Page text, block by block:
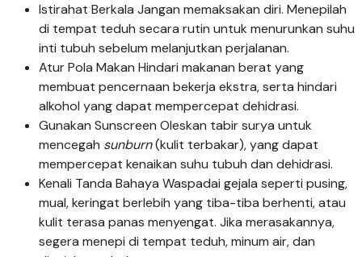
Istirahat Berkala Jangan memaksakan diri. Menepilah
di tempat teduh secara rutin untuk menurunkan suhu
inti tubuh sebelum melanjutkan perjalanan.
Atur Pola Makan Hindari makanan berat yang
membuat pencernaan bekerja ekstra, serta hindari
alkohol yang dapat mempercepat dehidrasi.
Gunakan Sunscreen Oleskan tabir surya untuk
mencegah sunburn(kulit terbakar), yang dapat
mempercepat kenaikan suhu tubuh dan dehidrasi.
Kenali Tanda Bahaya Waspadai gejala seperti pusing,
mual, keringat berlebih yang tiba-tiba berhenti, atau
kulit terasa panas menyengat. Jika merasakannya,
segera menepi di tempat teduh, minum air, dan